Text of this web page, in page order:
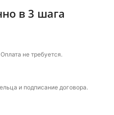
в 3 шага
не требуется.
и подписание договора.